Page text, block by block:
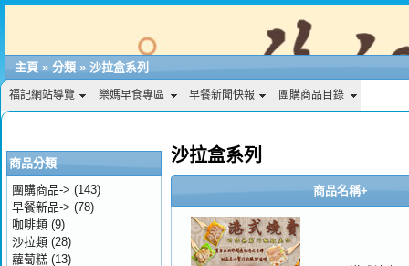
主頁 » 分類 » 沙拉盒系列
福記網站導覽 樂媽早食專區 早餐新聞快報 團購商品目錄
沙拉盒系列
商品名稱+
商品分類
團購商品-> (143)
早餐新品-> (78)
咖啡類 (9)
沙拉類 (28)
蘿蔔糕 (13)